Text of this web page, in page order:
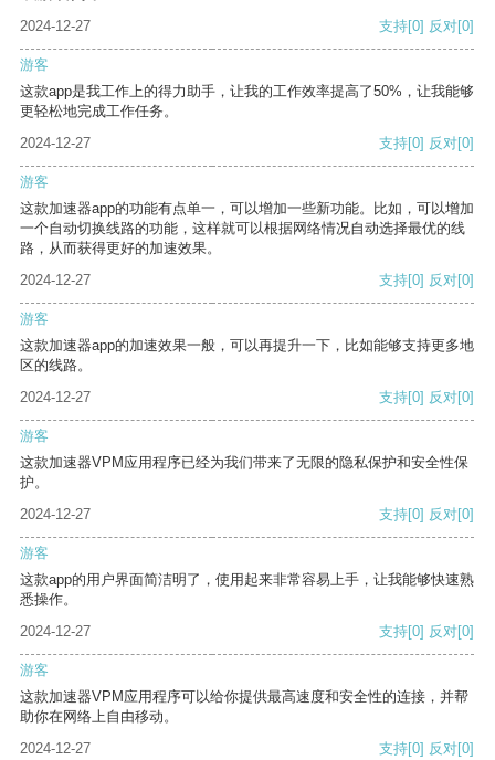
2024-12-27
支持[0] 反对[0]
游客
这款app是我工作上的得力助手，让我的工作效率提高了50%，让我能够
更轻松地完成工作任务。
2024-12-27
支持[0] 反对[0]
游客
这款加速器app的功能有点单一，可以增加一些新功能。比如，可以增加
一个自动切换线路的功能，这样就可以根据网络情况自动选择最优的线
路，从而获得更好的加速效果。
2024-12-27
支持[0] 反对[0]
游客
这款加速器app的加速效果一般，可以再提升一下，比如能够支持更多地
区的线路。
2024-12-27
支持[0] 反对[0]
游客
这款加速器VPM应用程序已经为我们带来了无限的隐私保护和安全性保
护。
2024-12-27
支持[0] 反对[0]
游客
这款app的用户界面简洁明了，使用起来非常容易上手，让我能够快速熟
悉操作。
2024-12-27
支持[0] 反对[0]
游客
这款加速器VPM应用程序可以给你提供最高速度和安全性的连接，并帮
助你在网络上自由移动。
2024-12-27
支持[0] 反对[0]